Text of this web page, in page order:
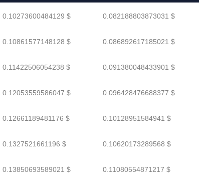
0.10273600484129 $ 0.082188803873031 $
0.10861577148128 $ 0.086892617185021 $
0.11422506054238 $ 0.091380048433901 $
0.12053559586047 $ 0.096428476688377 $
0.12661189481176 $ 0.10128951584941 $
0.1327521661196 $ 0.10620173289568 $
0.13850693589021 $ 0.11080554871217 $